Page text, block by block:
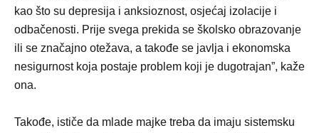
kao što su depresija i anksioznost, osjećaj izolacije i
odbačenosti. Prije svega prekida se školsko obrazovanje
ili se značajno otežava, a takođe se javlja i ekonomska
nesigurnost koja postaje problem koji je dugotrajan”, kaže
ona.
Takođe, ističe da mlade majke treba da imaju sistemsku